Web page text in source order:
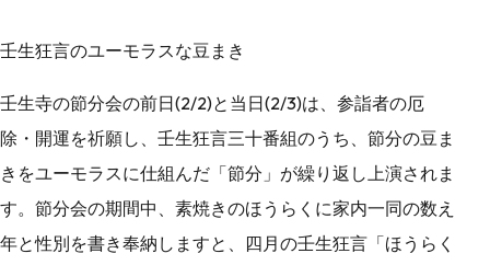
壬生狂言のユーモラスな豆まき
壬生寺の節分会の前日(2/2)と当日(2/3)は、参詣者の厄
除・開運を祈願し、壬生狂言三十番組のうち、節分の豆ま
きをユーモラスに仕組んだ「節分」が繰り返し上演されま
す。節分会の期間中、素焼きのほうらくに家内一同の数え
年と性別を書き奉納しますと、四月の壬生狂言「ほうらく